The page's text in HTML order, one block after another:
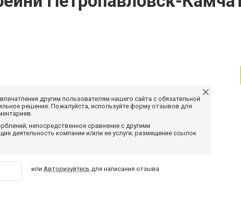
другим пользователям нашего сайта с обязательной
решение. Пожалуйста, используйте форму отзывов для
непосредственное сравнение с другими
деятельность компании и/или ее услуги; размещение ссылок
илиАвторизуйтесь для написания отзыва